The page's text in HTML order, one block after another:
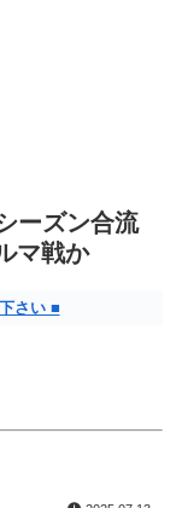
ーズン合流
マ戦か
さい ■